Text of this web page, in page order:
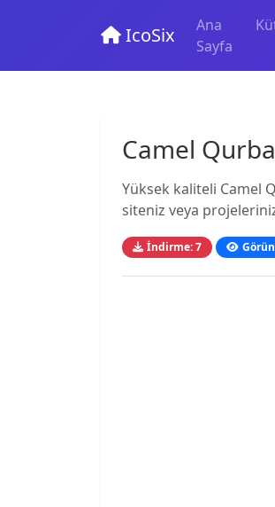
IcoSix
Ana
Sayfa
Camel
Yüksek kaliteli Camel
siteniz veya
İndirme: 7